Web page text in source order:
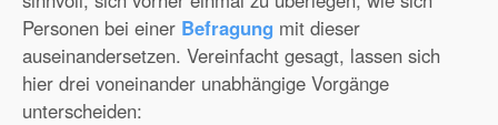
Personen bei einer Befragung mit dieser
auseinandersetzen. Vereinfacht gesagt, lassen sich
hier drei voneinander unabhängige Vorgänge
unterscheiden: